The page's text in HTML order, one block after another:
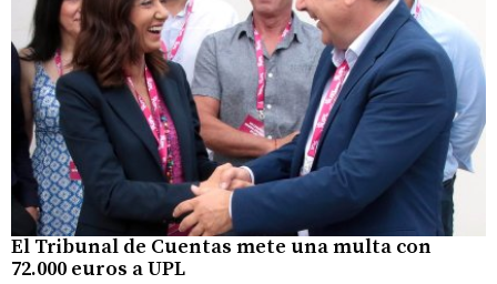
El Tribunal de Cuentas mete una multa con
72.000 euros a UPL